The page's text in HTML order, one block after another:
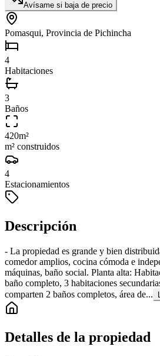
Avísame si baja de precio
Pomasqui, Provincia de Pichincha
4
Habitaciones
3
Baños
420m²
m² construidos
4
Estacionamientos
Descripción
- La propiedad es grande y bien
comedor amplios, cocina cómoda e
máquinas, baño social. Planta alta:
baño completo, 3 habitaciones
comparten 2 baños completos, área de...
Detalles de la propiedad